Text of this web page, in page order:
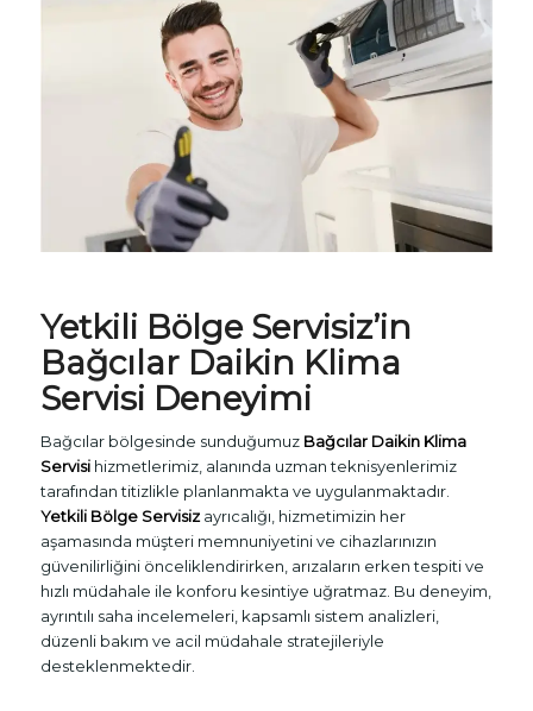
Yetkili Bölge Servisiz’in
Bağcılar Daikin Klima
Servisi Deneyimi
Bağcılar bölgesinde sunduğumuz Bağcılar Daikin Klima
Servisihizmetlerimiz, alanında uzman teknisyenlerimiz
tarafından titizlikle planlanmakta ve uygulanmaktadır.
Yetkili Bölge Servisizayrıcalığı, hizmetimizin her
aşamasında müşteri memnuniyetini ve cihazlarınızın
güvenilirliğini önceliklendirirken, arızaların erken tespiti ve
hızlı müdahale ile konforu kesintiye uğratmaz. Bu deneyim,
ayrıntılı saha incelemeleri, kapsamlı sistem analizleri,
düzenli bakım ve acil müdahale stratejileriyle
desteklenmektedir.